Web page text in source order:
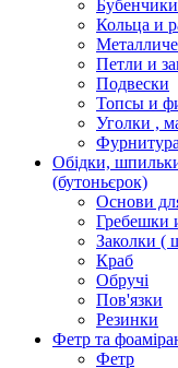
Кольца и
Петли и
Подвески
Топсы и
Уголки ,
Обідки,
(бутоньєрок)
Основи
Гребешки
Заколки (
Краб
Обручі
Пов'язки
Резинки
Фетр та
Фетр